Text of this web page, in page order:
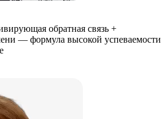
обратная связь +
— формула высокой успеваемости